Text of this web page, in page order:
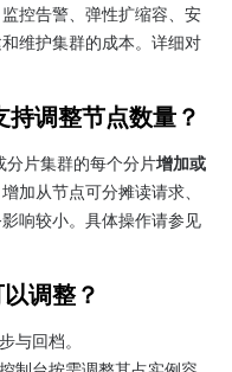
控告警、弹性扩缩容、安
维护集群的成本。详细对
调整节点数量？
片集群的每个分片增加或
加从节点可分摊读请求、
调整？
与回档。